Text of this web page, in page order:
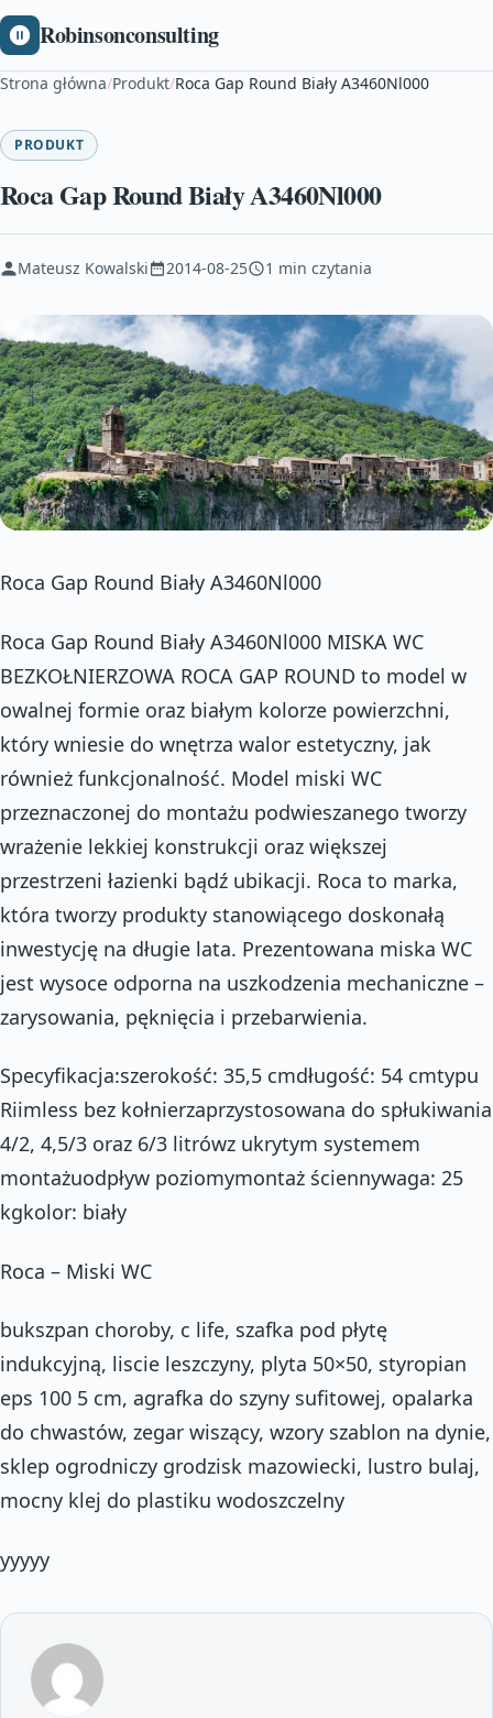
Robinsonconsulting
Strona główna/Produkt/Roca Gap Round Biały A3460Nl000
PRODUKT
Roca Gap Round Biały A3460Nl000
Mateusz Kowalski 2014-08-25 1 min czytania
Roca Gap Round Biały A3460Nl000
Roca Gap Round Biały A3460Nl000 MISKA WC
BEZKOŁNIERZOWA ROCA GAP ROUND to model w
owalnej formie oraz białym kolorze powierzchni,
który wniesie do wnętrza walor estetyczny, jak
również funkcjonalność. Model miski WC
przeznaczonej do montażu podwieszanego tworzy
wrażenie lekkiej konstrukcji oraz większej
przestrzeni łazienki bądź ubikacji. Roca to marka,
która tworzy produkty stanowiącego doskonałą
inwestycję na długie lata. Prezentowana miska WC
jest wysoce odporna na uszkodzenia mechaniczne –
zarysowania, pęknięcia i przebarwienia.
Specyfikacja:szerokość: 35,5 cmdługość: 54 cmtypu
Riimless bez kołnierzaprzystosowana do spłukiwania
4/2, 4,5/3 oraz 6/3 litrówz ukrytym systemem
montażuodpływ poziomymontaż ściennywaga: 25
kgkolor: biały
Roca – Miski WC
bukszpan choroby, c life, szafka pod płytę
indukcyjną, liscie leszczyny, plyta 50×50, styropian
eps 100 5 cm, agrafka do szyny sufitowej, opalarka
do chwastów, zegar wiszący, wzory szablon na dynie,
sklep ogrodniczy grodzisk mazowiecki, lustro bulaj,
mocny klej do plastiku wodoszczelny
yyyyy